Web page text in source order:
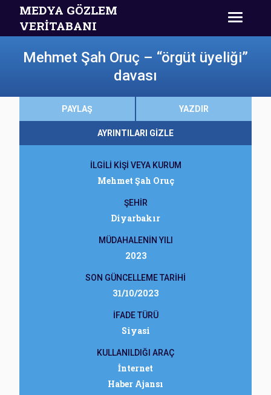
MEDYA GÖZLEM
VERİTABANI
Mehmet Şah Oruç – “örgüt üyeliği”
davası
PAYLAŞ YAZDIR
AYRINTILARI GİZLE
İLGİLİ KİŞİ VEYA KURUM
Mehmet Şah Oruç
ŞEHİR
Diyarbakır
MÜDAHALENİN YILI
2023
SON GÜNCELLEME TARİHİ
31/10/2023
İFADE TÜRÜ
Siyasi
KULLANILDIĞI ARAÇ
İnternet
Haber Ajansı